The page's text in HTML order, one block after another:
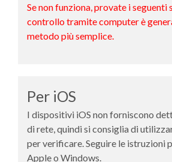
Se non funziona, provate i seguenti
controllo tramite computer è
metodo più semplice.
Per iOS
I dispositivi iOS non forniscono
di rete, quindi si consiglia di
per verificare. Seguire le istruzioni
Apple o Windows.